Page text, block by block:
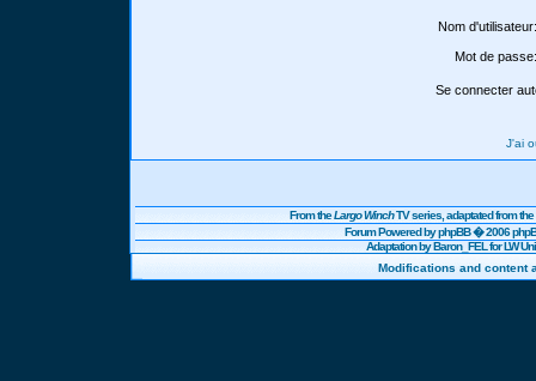
Nom d'utilisateur:
Mot de passe:
Se connecter
J'ai
From theLargo WinchTV series, adaptated from
Forum Powered byphpBB� 2006
Adaptation by Baron_FEL for LW
Modifications and content